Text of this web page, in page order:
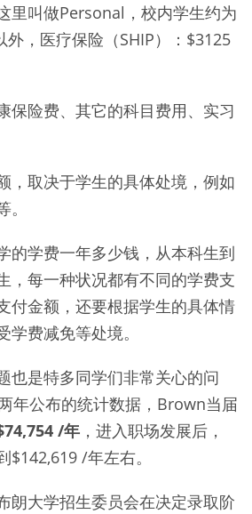
里叫做Personal，校内学生约为
外，医疗保险（SHIP）：$3125
保险费、其它的科目费用、实习
，取决于学生的具体处境，例如
的学费一年多少钱，从本科生到
，每一种状况都有不同的学费支
付金额，还要根据学生的具体情
费减免等处境。
也是特多同学们非常关心的问
年公布的统计数据，Brown当届
/年 ，进入职场发展后，
/年左右。
朗大学招生委员会在决定录取阶